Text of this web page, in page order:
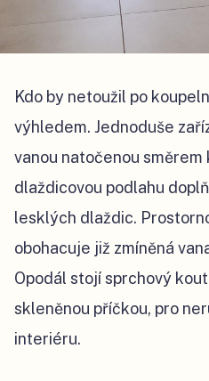
Kdo by netoužil po
výhledem. Jednoduše
vanou natočenou směrem
dlaždicovou podlahu
lesklých dlaždic.
obohacuje již zmíněná
Opodál stojí sprchový
skleněnou příčkou, pro
interiéru.